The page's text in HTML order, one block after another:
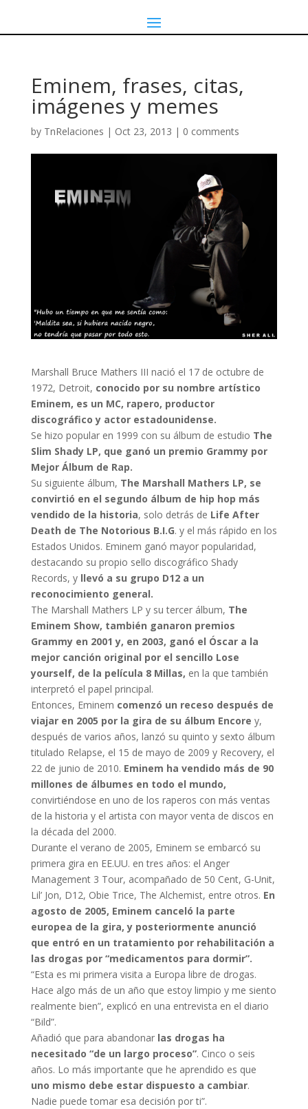
Eminem, frases, citas,
imágenes y memes
by TnRelaciones | Oct 23, 2013 | 0 comments
Marshall Bruce Mathers III nació el 17 de octubre de
1972, Detroit, conocido por su nombre artístico
Eminem, es un MC, rapero, productor
discográfico y actor estadounidense.
Se hizo popular en 1999 con su álbum de estudio The
Slim Shady LP, que ganó un premio Grammy por
Mejor Álbum de Rap.
Su siguiente álbum, The Marshall Mathers LP, se
convirtió en el segundo álbum de hip hop más
vendido de la historia, solo detrás de Life After
Death de The Notorious B.I.G. y el más rápido en los
Estados Unidos. Eminem ganó mayor popularidad,
destacando su propio sello discográfico Shady
Records, y llevó a su grupo D12 a un
reconocimiento general.
The Marshall Mathers LP y su tercer álbum, The
Eminem Show, también ganaron premios
Grammy en 2001 y, en 2003, ganó el Óscar a la
mejor canción original por el sencillo Lose
yourself, de la película 8 Millas, en la que también
interpretó el papel principal.
Entonces, Eminem comenzó un receso después de
viajar en 2005 por la gira de su álbum Encore y,
después de varios años, lanzó su quinto y sexto álbum
titulado Relapse, el 15 de mayo de 2009 y Recovery, el
22 de junio de 2010. Eminem ha vendido más de 90
millones de álbumes en todo el mundo,
convirtiéndose en uno de los raperos con más ventas
de la historia y el artista con mayor venta de discos en
la década del 2000.
Durante el verano de 2005, Eminem se embarcó su
primera gira en EE.UU. en tres años: el Anger
Management 3 Tour, acompañado de 50 Cent, G-Unit,
Lil’ Jon, D12, Obie Trice, The Alchemist, entre otros. En
agosto de 2005, Eminem canceló la parte
europea de la gira, y posteriormente anunció
que entró en un tratamiento por rehabilitación a
las drogas por “medicamentos para dormir”.
“Esta es mi primera visita a Europa libre de drogas.
Hace algo más de un año que estoy limpio y me siento
realmente bien”, explicó en una entrevista en el diario
“Bild”.
Añadió que para abandonar las drogas ha
necesitado “de un largo proceso”. Cinco o seis
años. Lo más importante que he aprendido es que
uno mismo debe estar dispuesto a cambiar.
Nadie puede tomar esa decisión por ti”.